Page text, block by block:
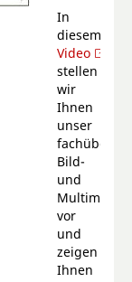
In
diesem
Video
stellen
wir
Ihnen
unser
Bild-
und
vor
und
zeigen
Ihnen